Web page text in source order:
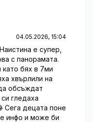
04.05.2026, 15:04
е супер,
с панорамата.
като бях в 7ми
хвърлили на
обсъждат
гледаха
Сега децата поне
инфо и може би